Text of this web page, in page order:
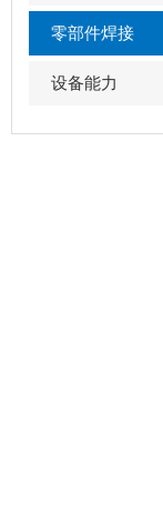
零部件焊接
设备能力